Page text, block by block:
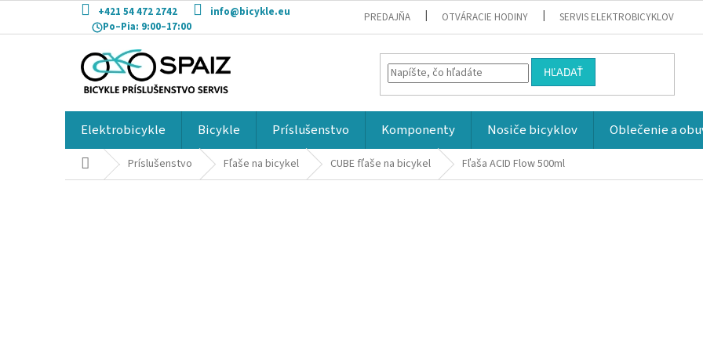
obsah
+421 54 472 2742
info@bicykle.eu
Po–Pia: 9:00–17:00
PREDAJŇA OTVÁRACIE HODINY SERVIS ELEKTROBICYKLOV
HĽADAŤ
Elektrobicykle Bicykle Príslušenstvo Komponenty Nosiče bicyklov Oblečenie a
DomovPríslušenstvo Fľaše na bicykel CUBE fľaše na bicykel Fľaša ACID Flow 500ml